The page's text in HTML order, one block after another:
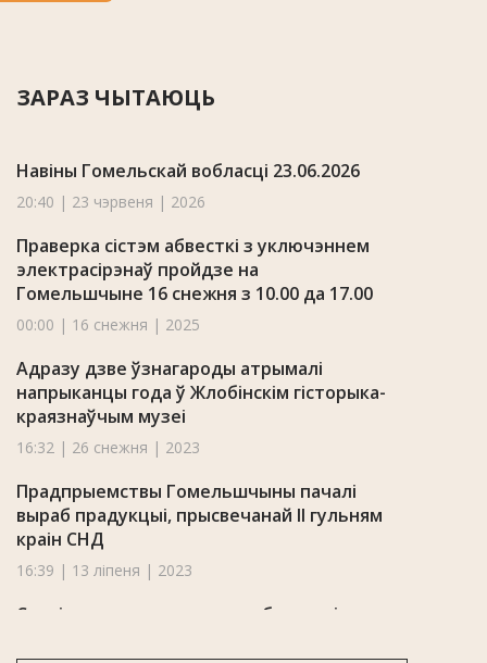
ЗАРАЗ ЧЫТАЮЦЬ
Навіны Гомельскай вобласці 23.06.2026
20:40 | 23 чэрвеня | 2026
Праверка сістэм абвесткі з уключэннем
электрасірэнаў пройдзе на
Гомельшчыне 16 снежня з 10.00 да 17.00
00:00 | 16 снежня | 2025
Адразу дзве ўзнагароды атрымалі
напрыканцы года ў Жлобінскім гісторыка-
краязнаўчым музеі
16:32 | 26 снежня | 2023
Прадпрыемствы Гомельшчыны пачалі
выраб прадукцыі, прысвечанай II гульням
краін СНД
16:39 | 13 ліпеня | 2023
Сталі вядомыя новыя падрабязнасці